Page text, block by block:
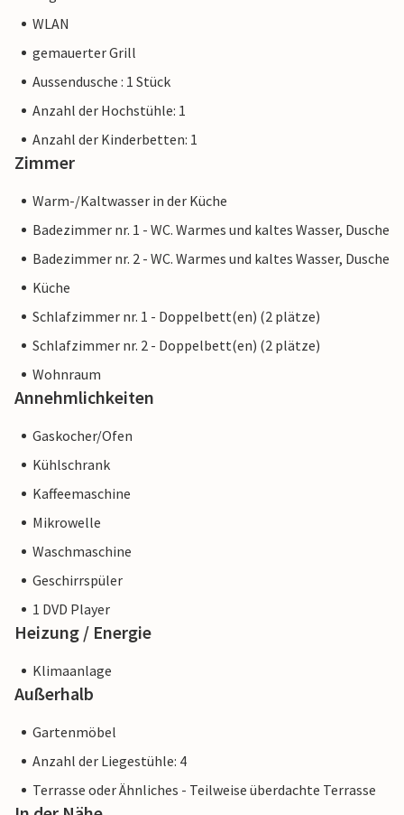
WLAN
gemauerter Grill
Aussendusche : 1 Stück
Anzahl der Hochstühle: 1
Anzahl der Kinderbetten: 1
Zimmer
Warm-/Kaltwasser in der Küche
Badezimmer nr. 1 - WC. Warmes und kaltes Wasser, Dusche
Badezimmer nr. 2 - WC. Warmes und kaltes Wasser, Dusche
Küche
Schlafzimmer nr. 1 - Doppelbett(en) (2 plätze)
Schlafzimmer nr. 2 - Doppelbett(en) (2 plätze)
Wohnraum
Annehmlichkeiten
Gaskocher/Ofen
Kühlschrank
Kaffeemaschine
Mikrowelle
Waschmaschine
Geschirrspüler
1 DVD Player
Heizung / Energie
Klimaanlage
Außerhalb
Gartenmöbel
Anzahl der Liegestühle: 4
Terrasse oder Ähnliches - Teilweise überdachte Terrasse